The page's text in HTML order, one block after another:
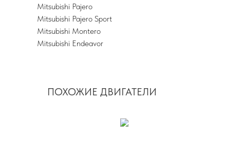
Mitsubishi Pajero
Mitsubishi Pajero Sport
Mitsubishi Montero
Mitsubishi Endeavor
ПОХОЖИЕ ДВИГАТЕЛИ